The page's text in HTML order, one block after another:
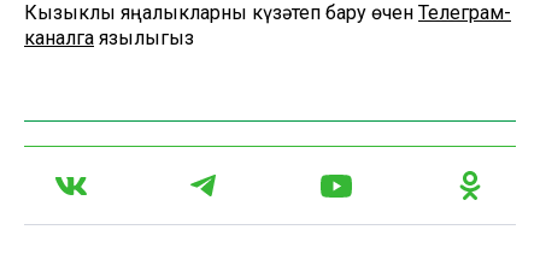
Кызыклы яңалыкларны күзәтеп бару өчен Телеграм-
каналга язылыгыз